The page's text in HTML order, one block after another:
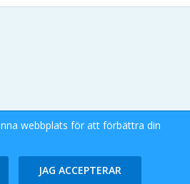
Stad eDok Meetings
webbplats för att förbättra din